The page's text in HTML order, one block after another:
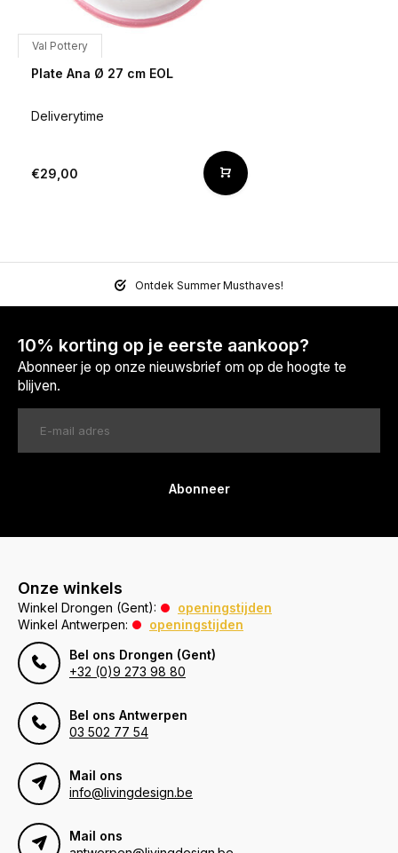
Val Pottery
Plate Ana Ø 27 cm EOL
Deliverytime
€29,00
Ontdek Summer Musthaves!
10% korting op je eerste aankoop?
Abonneer je op onze nieuwsbrief om op de hoogte te
blijven.
Abonneer
Onze winkels
Winkel Drongen (Gent):
openingstijden
Winkel Antwerpen:
openingstijden
Bel ons Drongen (Gent)
+32 (0)9 273 98 80
Bel ons Antwerpen
03 502 77 54
Mail ons
info@livingdesign.be
Mail ons